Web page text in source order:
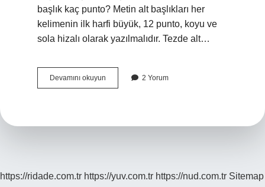
başlık kaç punto? Metin alt başlıkları her
kelimenin ilk harfi büyük, 12 punto, koyu ve
sola hizalı olarak yazılmalıdır. Tezde alt…
Devamını okuyun Makalede
Alt
2 Yorum
https://ridade.com.tr https://yuv.com.tr https://nud.com.tr Sitemap